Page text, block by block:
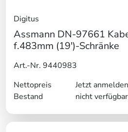
Digitus
Assmann DN-97661
f.483mm (19')-Schränke
Art.-Nr. 9440983
Nettopreis
Jetzt anmelden
Bestand
nicht verfügbar